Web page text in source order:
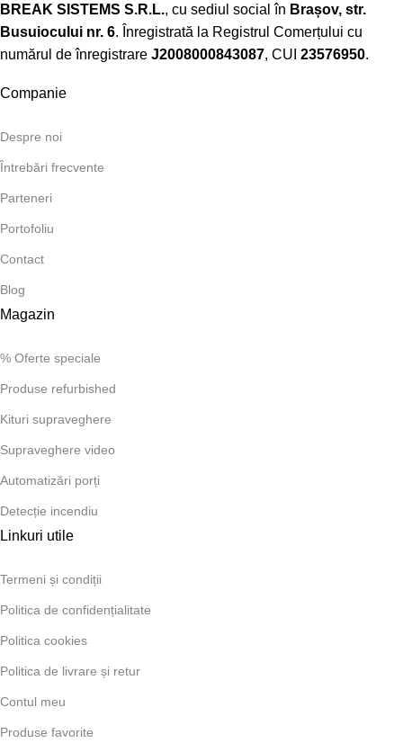
BREAK SISTEMS S.R.L., cu sediul social în Brașov, str.
Busuiocului nr. 6. Înregistrată la Registrul Comerțului cu
numărul de înregistrare J2008000843087, CUI 23576950.​
Companie
Despre noi
Întrebări frecvente
Parteneri
Portofoliu
Contact
Blog
Magazin
% Oferte speciale
Produse refurbished
Kituri supraveghere
Supraveghere video
Automatizări porți
Detecție incendiu
Linkuri utile
Termeni și condiții
Politica de confidențialitate
Politica cookies
Politica de livrare și retur
Contul meu
Produse favorite